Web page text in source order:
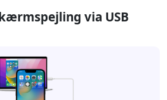
via USB